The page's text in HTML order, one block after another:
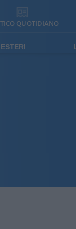
QUOTIDIANO
ESTERI